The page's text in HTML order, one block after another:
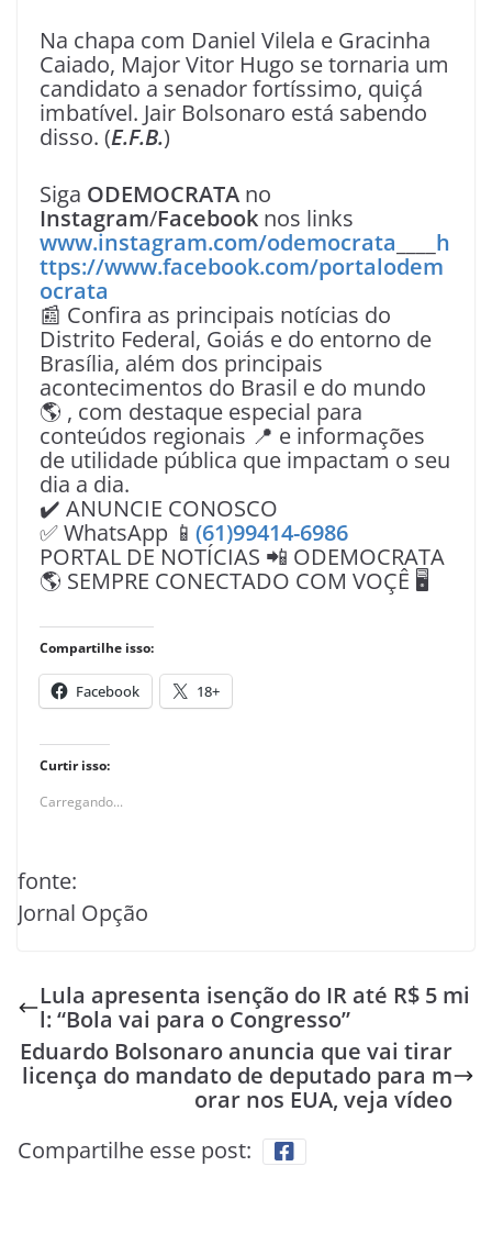
Na chapa com Daniel Vilela e Gracinha
Caiado, Major Vitor Hugo se tornaria um
candidato a senador fortíssimo, quiçá
imbatível. Jair Bolsonaro está sabendo
disso. (E.F.B.)
Siga ODEMOCRATA no
Instagram/Facebook nos links
www.instagram.com/odemocrata
h
ttps://www.facebook.com/portalodem
ocrata
📰 Confira as principais notícias do
Distrito Federal, Goiás e do entorno de
Brasília, além dos principais
acontecimentos do Brasil e do mundo
🌎 , com destaque especial para
conteúdos regionais 📍 e informações
de utilidade pública que impactam o seu
dia a dia.
✔️ ANUNCIE CONOSCO
✅ WhatsApp 📱 (61)99414-6986
PORTAL DE NOTÍCIAS 📲 ODEMOCRATA
🌎 SEMPRE CONECTADO COM VOÇÊ 🖥️
Compartilhe isso:
Facebook 18+
Curtir isso:
Carregando...
fonte:
Jornal Opção
Lula apresenta isenção do IR até R$ 5 mi
l: “Bola vai para o Congresso”
Eduardo Bolsonaro anuncia que vai tirar
licença do mandato de deputado para m
orar nos EUA, veja vídeo
Compartilhe esse post: